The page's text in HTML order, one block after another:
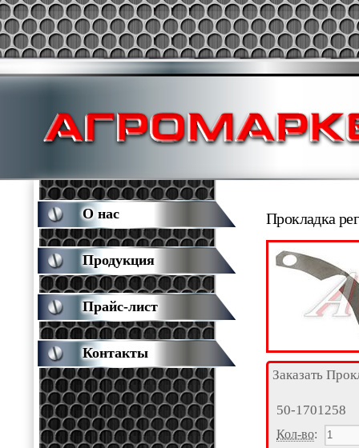
Прокладка
Заказать
50-1701258
Кол-во:
О нас
Продукция
Прайс-лист
Контакты